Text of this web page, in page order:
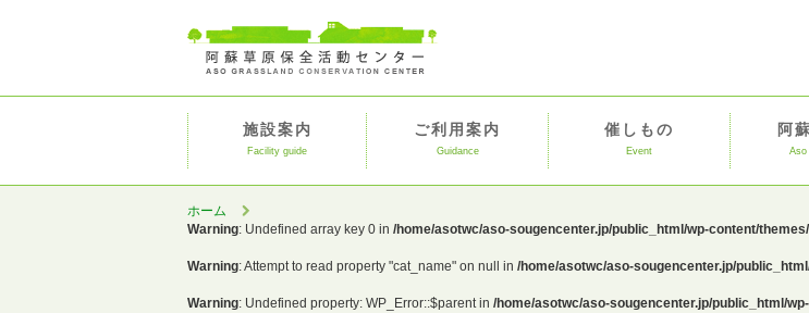
施設案内
Facility guide
ご利用案内
Guidance
催しもの
Event
阿
Aso
ホーム
Warning: Undefined array key 0 in /home/asotwc/aso-sougencenter.jp/public_html/wp-content/
Warning: Attempt to read property "cat_name" on null in /home/asotwc/aso-sougencenter.jp/
Warning: Undefined property: WP_Error::$parent in /home/asotwc/aso-sougencenter.jp/public_html/